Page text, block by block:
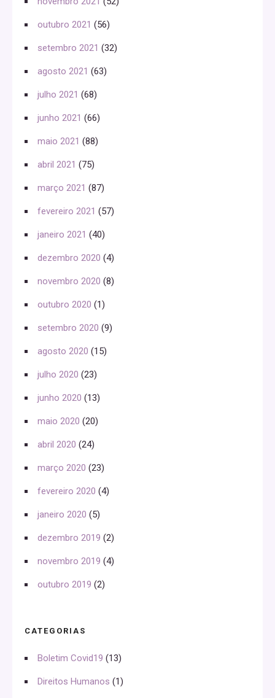
outubro 2021 (56)
setembro 2021 (32)
agosto 2021 (63)
julho 2021 (68)
junho 2021 (66)
maio 2021 (88)
abril 2021 (75)
março 2021 (87)
fevereiro 2021 (57)
janeiro 2021 (40)
dezembro 2020 (4)
novembro 2020 (8)
outubro 2020 (1)
setembro 2020 (9)
agosto 2020 (15)
julho 2020 (23)
junho 2020 (13)
maio 2020 (20)
abril 2020 (24)
março 2020 (23)
fevereiro 2020 (4)
janeiro 2020 (5)
dezembro 2019 (2)
novembro 2019 (4)
outubro 2019 (2)
CATEGORIAS
Boletim Covid19 (13)
Direitos Humanos (1)